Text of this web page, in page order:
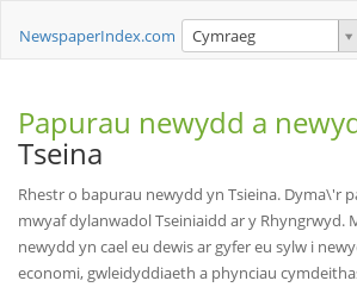
NewspaperIndex.com Cymraeg
Papurau newydd a
Tseina
Rhestr o bapurau newydd yn Tsieina. Dyma\'r
mwyaf dylanwadol Tseiniaidd ar y Rhyngrwyd.
newydd yn cael eu dewis ar gyfer eu sylw i
economi, gwleidyddiaeth a phynciau